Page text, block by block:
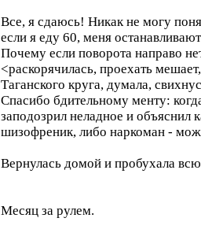
Все, я сдаюсь! Никак не могу
если я еду 60, меня
Почему если поворота направо
<раскорячилась, проехать
Таганского круга, думала,
Спасибо бдительному менту:
заподозрил неладное и объяснил
шизофреник, либо наркоман -
Вернулась домой и пробухала
Месяц за рулем.